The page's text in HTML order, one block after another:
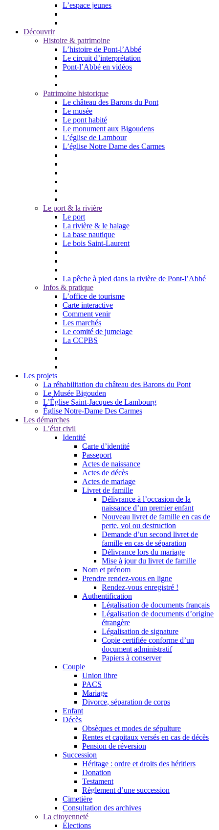
L’espace jeunes
Découvrir
Histoire & patrimoine
L’histoire de Pont-l’Abbé
Le circuit d’interprétation
Pont-l’Abbé en vidéos
Patrimoine historique
Le château des Barons du Pont
Le musée
Le pont habité
Le monument aux Bigoudens
L’église de Lambour
L’église Notre Dame des Carmes
Le port & la rivière
Le port
La rivière & le halage
La base nautique
Le bois Saint-Laurent
La pêche à pied dans la rivière de Pont-l’Abbé
Infos & pratique
L’office de tourisme
Carte interactive
Comment venir
Les marchés
Le comité de jumelage
La CCPBS
Les projets
La réhabilitation du château des Barons du Pont
Le Musée Bigouden
L’Église Saint-Jacques de Lambourg
Église Notre-Dame Des Carmes
Les démarches
L’état civil
Identité
Carte d’identité
Passeport
Actes de naissance
Actes de décès
Actes de mariage
Livret de famille
Délivrance à l’occasion de la
naissance d’un premier enfant
Nouveau livret de famille en cas de
perte, vol ou destruction
Demande d’un second livret de
famille en cas de séparation
Délivrance lors du mariage
Mise à jour du livret de famille
Nom et prénom
Prendre rendez-vous en ligne
Rendez-vous enregistré !
Authentification
Légalisation de documents français
Légalisation de documents d’origine
étrangère
Légalisation de signature
Copie certifiée conforme d’un
document administratif
Papiers à conserver
Couple
Union libre
PACS
Mariage
Divorce, séparation de corps
Enfant
Décès
Obsèques et modes de sépulture
Rentes et capitaux versés en cas de décès
Pension de réversion
Succession
Héritage : ordre et droits des héritiers
Donation
Testament
Règlement d’une succession
Cimetière
Consultation des archives
La citoyenneté
Élections